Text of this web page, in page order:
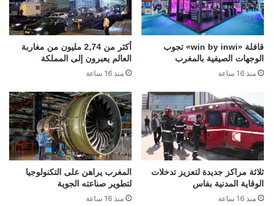
قافلة «win by inwi» تجوب
الوجهات الصيفية بالمغرب
منذ 16 ساعة
أكثر من 2,74 مليون من مغاربة
العالم يعبرون إلى المملكة
منذ 16 ساعة
ثلاثة مراكز جديدة لتعزيز تدخلات
الوقاية المدنية بفاس
منذ 16 ساعة
المغرب يراهن على التكنولوجيا
لتطوير صناعته الجوية
منذ 16 ساعة